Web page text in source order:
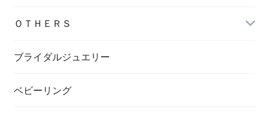
ＯＴＨＥＲＳ
ブライダルジュエリー
ベビーリング